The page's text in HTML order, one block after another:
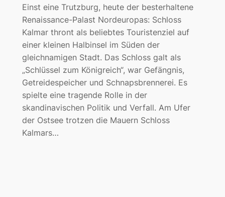
Einst eine Trutzburg, heute der besterhaltene
Renaissance-Palast Nordeuropas: Schloss
Kalmar thront als beliebtes Touristenziel auf
einer kleinen Halbinsel im Süden der
gleichnamigen Stadt. Das Schloss galt als
„Schlüssel zum Königreich“, war Gefängnis,
Getreidespeicher und Schnapsbrennerei. Es
spielte eine tragende Rolle in der
skandinavischen Politik und Verfall. Am Ufer
der Ostsee trotzen die Mauern Schloss
Kalmars…